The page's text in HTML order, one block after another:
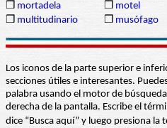
❒ mortadela ❒ motel
❒ multitudinario ❒ musófago
Los iconos de la parte superior e
secciones útiles e interesantes.
palabra usando el motor de
derecha de la pantalla. Escribe el
dice “Busca aquí” y luego presiona